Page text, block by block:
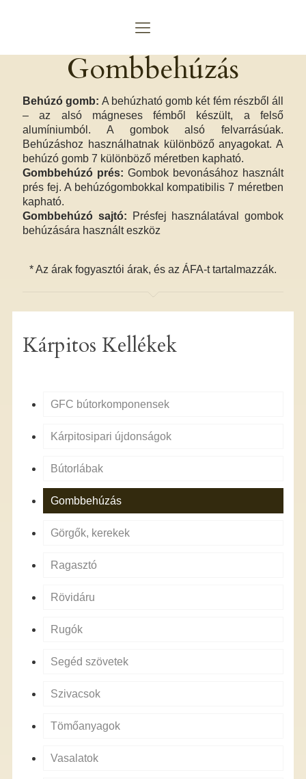
Gombbehúzás
Behúzó gomb: A behúzható gomb két fém részből áll
– az alsó mágneses fémből készült, a felső
alumíniumból. A gombok alsó felvarrásúak.
Behúzáshoz használhatnak különböző anyagokat. A
behúzó gomb 7 különböző méretben kapható.
Gombbehúzó prés: Gombok bevonásához használt
prés fej. A behúzógombokkal kompatibilis 7 méretben
kapható.
Gombbehúzó sajtó: Présfej használatával gombok
behúzására használt eszköz
* Az árak fogyasztói árak, és az ÁFA-t tartalmazzák.
Kárpitos Kellékek
GFC bútorkomponensek
Kárpitosipari újdonságok
Bútorlábak
Gombbehúzás
Görgők, kerekek
Ragasztó
Rövidáru
Rugók
Segéd szövetek
Szivacsok
Tömőanyagok
Vasalatok